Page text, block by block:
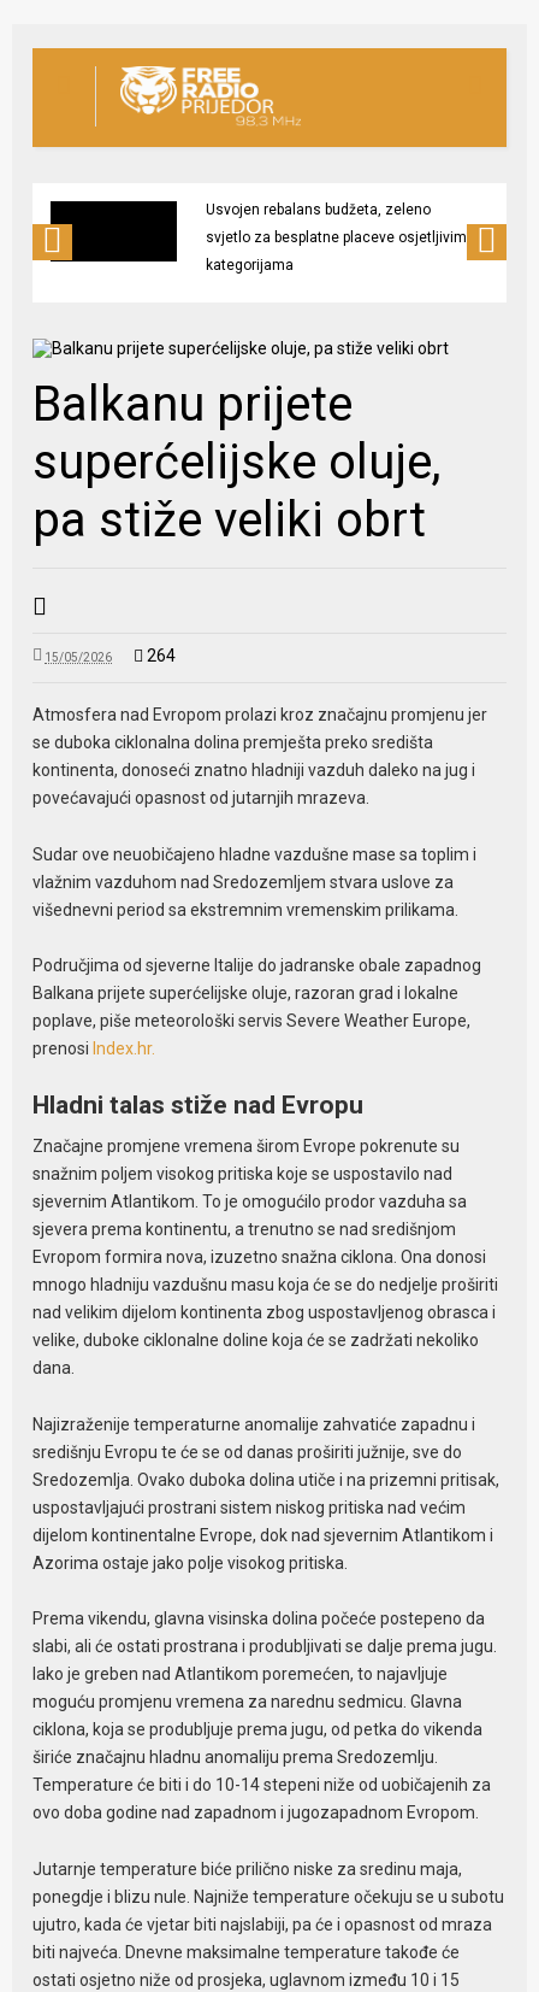
Usvojen rebalans budžeta, zeleno
svjetlo za besplatne placeve osjetljivim
kategorijama
Balkanu prijete
superćelijske oluje,
pa stiže veliki obrt
15/05/2026 264
Atmosfera nad Evropom prolazi kroz značajnu promjenu jer
se duboka ciklonalna dolina premješta preko središta
kontinenta, donoseći znatno hladniji vazduh daleko na jug i
povećavajući opasnost od jutarnjih mrazeva.
Sudar ove neuobičajeno hladne vazdušne mase sa toplim i
vlažnim vazduhom nad Sredozemljem stvara uslove za
višednevni period sa ekstremnim vremenskim prilikama.
Područjima od sjeverne Italije do jadranske obale zapadnog
Balkana prijete superćelijske oluje, razoran grad i lokalne
poplave, piše meteorološki servis Severe Weather Europe,
prenosi Index.hr.
Hladni talas stiže nad Evropu
Značajne promjene vremena širom Evrope pokrenute su
snažnim poljem visokog pritiska koje se uspostavilo nad
sjevernim Atlantikom. To je omogućilo prodor vazduha sa
sjevera prema kontinentu, a trenutno se nad središnjom
Evropom formira nova, izuzetno snažna ciklona. Ona donosi
mnogo hladniju vazdušnu masu koja će se do nedjelje proširiti
nad velikim dijelom kontinenta zbog uspostavljenog obrasca i
velike, duboke ciklonalne doline koja će se zadržati nekoliko
dana.
Najizraženije temperaturne anomalije zahvatiće zapadnu i
središnju Evropu te će se od danas proširiti južnije, sve do
Sredozemlja. Ovako duboka dolina utiče i na prizemni pritisak,
uspostavljajući prostrani sistem niskog pritiska nad većim
dijelom kontinentalne Evrope, dok nad sjevernim Atlantikom i
Azorima ostaje jako polje visokog pritiska.
Prema vikendu, glavna visinska dolina počeće postepeno da
slabi, ali će ostati prostrana i produbljivati se dalje prema jugu.
Iako je greben nad Atlantikom poremećen, to najavljuje
moguću promjenu vremena za narednu sedmicu. Glavna
ciklona, koja se produbljuje prema jugu, od petka do vikenda
širiće značajnu hladnu anomaliju prema Sredozemlju.
Temperature će biti i do 10-14 stepeni niže od uobičajenih za
ovo doba godine nad zapadnom i jugozapadnom Evropom.
Jutarnje temperature biće prilično niske za sredinu maja,
ponegdje i blizu nule. Najniže temperature očekuju se u subotu
ujutro, kada će vjetar biti najslabiji, pa će i opasnost od mraza
biti najveća. Dnevne maksimalne temperature takođe će
ostati osjetno niže od prosjeka, uglavnom između 10 i 15